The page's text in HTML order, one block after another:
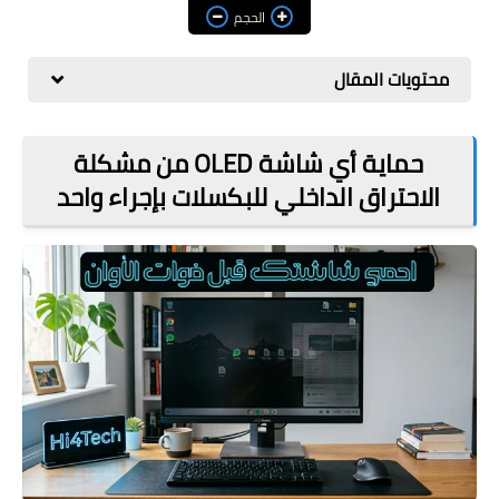
الربح من الانترنت
ذكاء اصطناعي
الحجم
محتويات المقال
حماية أي شاشة OLED من مشكلة
الاحتراق الداخلي للبكسلات بإجراء واحد